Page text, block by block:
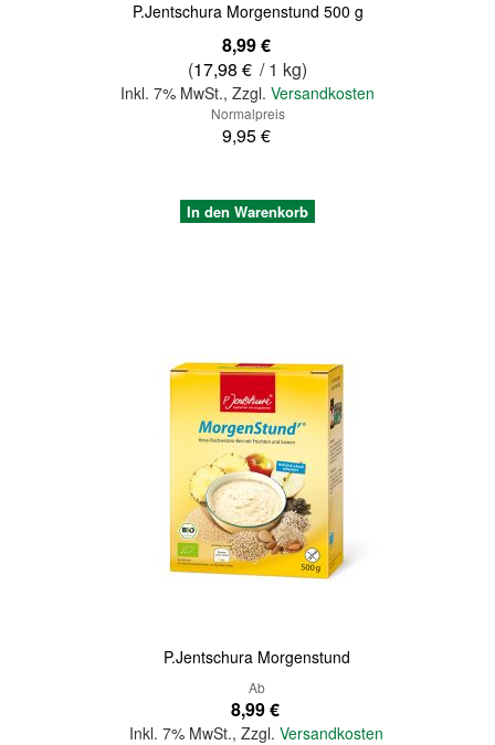
P.Jentschura Morgenstund 500 g
8,99 €
(17,98 € / 1 kg)
Inkl. 7% MwSt., Zzgl. Versandkosten
Normalpreis
9,95 €
In den Warenkorb
P.Jentschura Morgenstund
Ab
8,99 €
Inkl. 7% MwSt.,Zzgl.Versandkosten